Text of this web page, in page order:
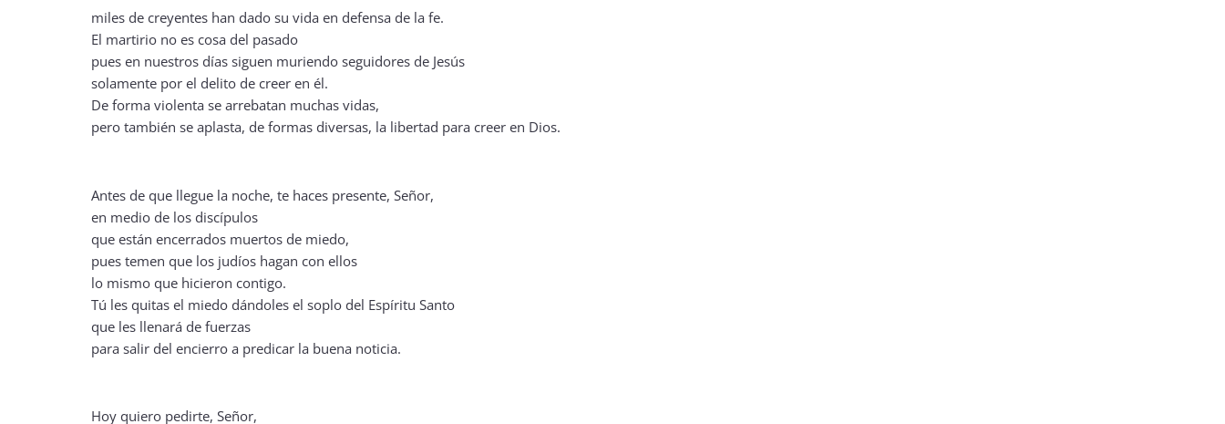
miles de creyentes han dado su vida en defensa de la fe.
El martirio no es cosa del pasado
pues en nuestros días siguen muriendo seguidores de Jesús
solamente por el delito de creer en él.
De forma violenta se arrebatan muchas vidas,
pero también se aplasta, de formas diversas, la libertad para creer en Dios.
Antes de que llegue la noche, te haces presente, Señor,
en medio de los discípulos
que están encerrados muertos de miedo,
pues temen que los judíos hagan con ellos
lo mismo que hicieron contigo.
Tú les quitas el miedo dándoles el soplo del Espíritu Santo
que les llenará de fuerzas
para salir del encierro a predicar la buena noticia.
Hoy quiero pedirte, Señor,